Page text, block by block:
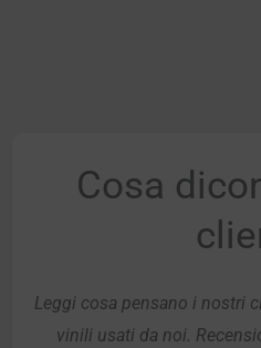
Cosa
Leggi cosa pensano i nostri
vinili usati da noi.